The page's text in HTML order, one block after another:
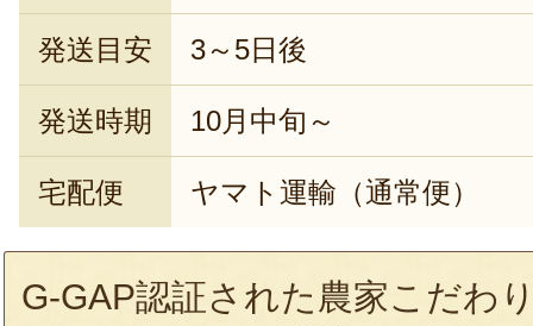
発送目安 3～5日後
発送時期 10月中旬～
宅配便 ヤマト運輸（通常便）
G-GAP認証された農家こだわ